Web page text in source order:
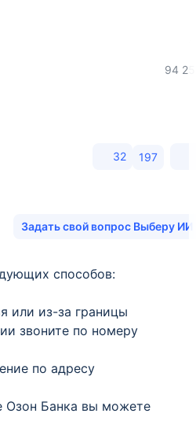
94 252
32 197
Задать свой вопрос Выберу ИИ
способов:
или из-за границы
звоните по номеру
по адресу
Озон Банка вы можете